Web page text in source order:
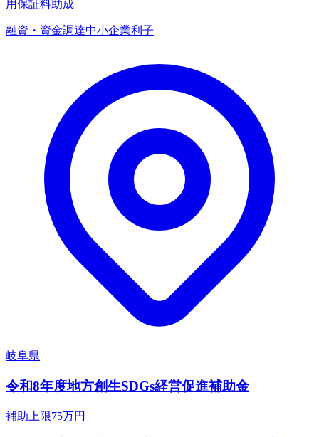
用保証料助成
融資・資金調達中小企業利子
岐阜県
令和8年度地方創生SDGs経営促進補助金
補助上限75万円